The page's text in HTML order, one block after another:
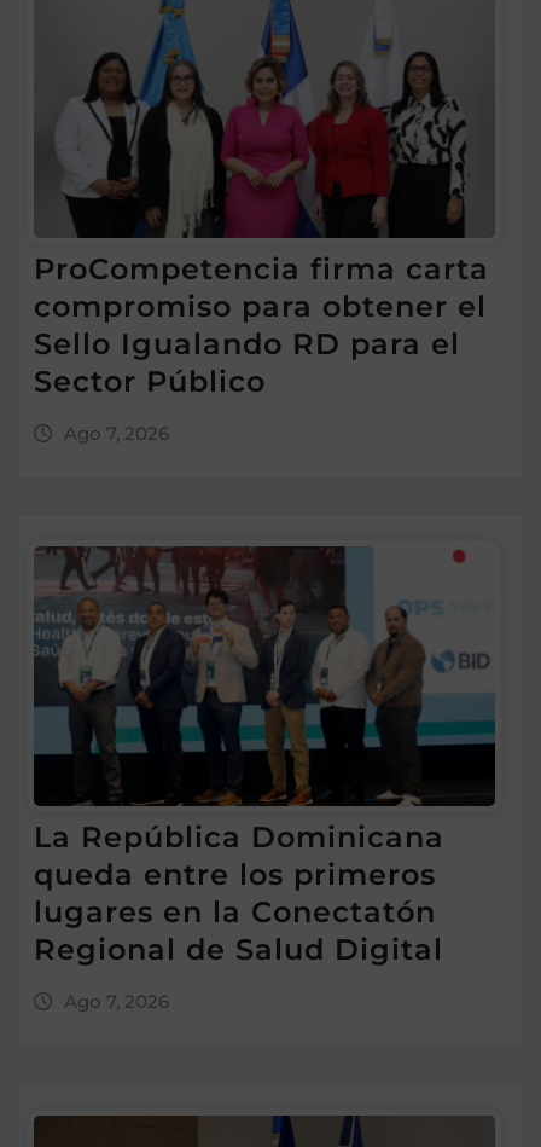
ProCompetencia firma carta
compromiso para obtener el
Sello Igualando RD para el
Sector Público
Ago 7, 2026
La República Dominicana
queda entre los primeros
lugares en la Conectatón
Regional de Salud Digital
Ago 7, 2026